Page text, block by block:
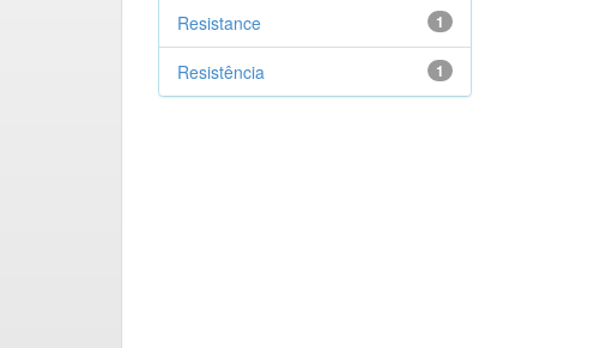
1
Resistance
1
Resistência